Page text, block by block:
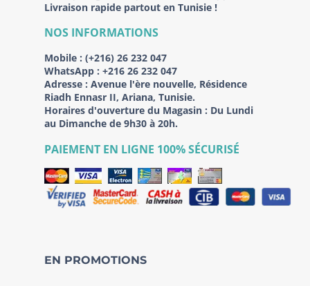
Livraison rapide partout en Tunisie !
NOS INFORMATIONS
Mobile : (+216) 26 232 047
WhatsApp : +216 26 232 047
Adresse : Avenue l'ère nouvelle, Résidence
Riadh Ennasr II, Ariana, Tunisie.
Horaires d'ouverture du Magasin : Du Lundi
au Dimanche de 9h30 à 20h.
PAIEMENT EN LIGNE 100% SÉCURISÉ
EN PROMOTIONS